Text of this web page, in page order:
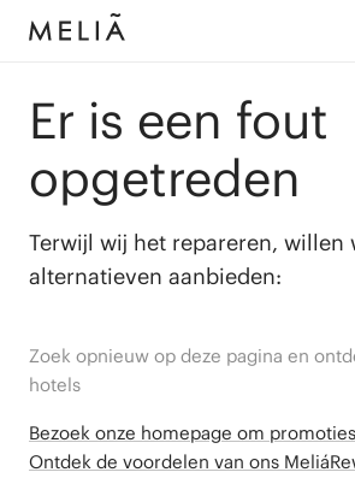
Er is een fout
opgetreden
Terwijl wij het repareren, willen
alternatieven aanbieden:
Zoek opnieuw op deze pagina en
hotels
Bezoek onze homepage om
Ontdek de voordelen van ons